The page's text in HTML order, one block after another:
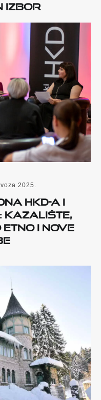
izbor
2025.
HKD-a i
kazalište,
i nove